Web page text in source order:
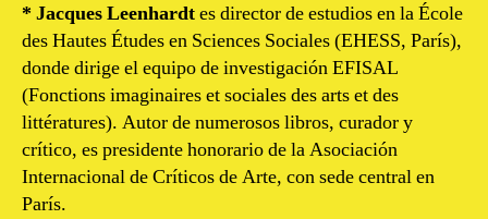
* Jacques Leenhardtes director de estudios en la École
des Hautes Études en Sciences Sociales (EHESS, París),
donde dirige el equipo de investigación EFISAL
(Fonctions imaginaires et sociales des arts et des
littératures). Autor de numerosos libros, curador y
crítico, es presidente honorario de la Asociación
Internacional de Críticos de Arte, con sede central en
París.